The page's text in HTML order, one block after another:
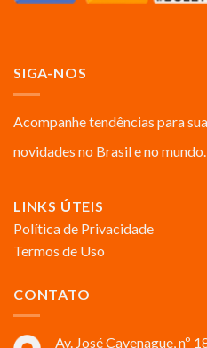
SIGA-NOS
Acompanhe tendências para
novidades no Brasil e no mundo.
LINKS ÚTEIS
Política de Privacidade
Termos de Uso
CONTATO
Av. José Cavenague, nº